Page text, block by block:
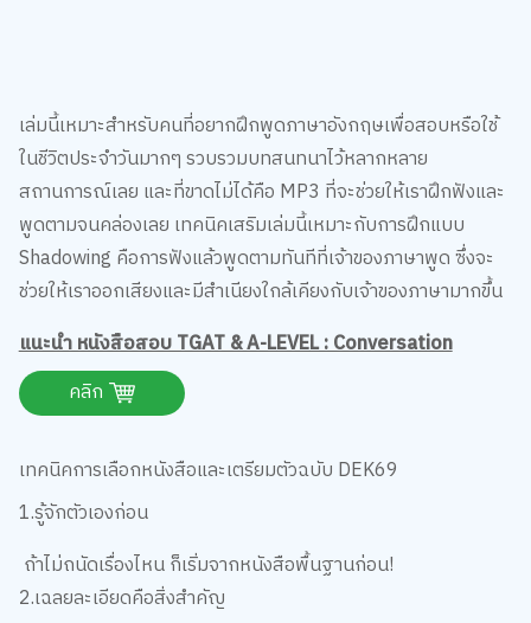
เล่มนี้เหมาะสำหรับคนที่อยากฝึกพูดภาษาอังกฤษเพื่อสอบหรือใช้
ในชีวิตประจำวันมากๆ รวบรวมบทสนทนาไว้หลากหลาย
สถานการณ์เลย และที่ขาดไม่ได้คือ MP3 ที่จะช่วยให้เราฝึกฟังและ
พูดตามจนคล่องเลย เทคนิคเสริมเล่มนี้เหมาะกับการฝึกแบบ
Shadowing คือการฟังแล้วพูดตามทันทีที่เจ้าของภาษาพูด ซึ่งจะ
ช่วยให้เราออกเสียงและมีสำเนียงใกล้เคียงกับเจ้าของภาษามากขึ้น
แนะนำ หนังสือสอบ TGAT & A-LEVEL : Conversation
คลิก
เทคนิคการเลือกหนังสือและเตรียมตัวฉบับ DEK69
1.รู้จักตัวเองก่อน
ถ้าไม่ถนัดเรื่องไหน ก็เริ่มจากหนังสือพื้นฐานก่อน!
2.เฉลยละเอียดคือสิ่งสำคัญ